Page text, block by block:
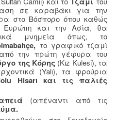
σε καραβάκι για την
στο Βόσπορο όπου καθώς
και την Ασία, θα
μνημεία όπως, το
το γραφικό τζαμί
την πρώτη γέφυρα του
της Κόρης (Kız Kulesi), τα
(Yalı), τα φρούρια
Hisarı και τις παλιές
(απέναντι από τις